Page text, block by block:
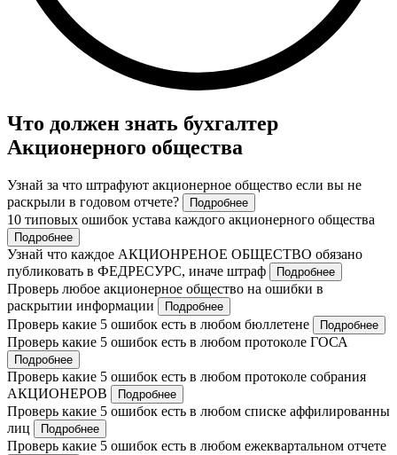
Что должен знать бухгалтер
Акционерного общества
Узнай за что штрафуют акционерное общество если вы не
раскрыли в годовом отчете?
Подробнее
10 типовых ошибок устава каждого акционерного общества
Подробнее
Узнай что каждое АКЦИОНРЕНОЕ ОБЩЕСТВО обязано
публиковать в ФЕДРЕСУРС, иначе штраф
Подробнее
Проверь любое акционерное общество на ошибки в
раскрытии информации
Подробнее
Проверь какие 5 ошибок есть в любом бюллетене Подробнее
Проверь какие 5 ошибок есть в любом протоколе ГОСА
Подробнее
Проверь какие 5 ошибок есть в любом протоколе собрания
АКЦИОНЕРОВ
Подробнее
Проверь какие 5 ошибок есть в любом списке аффилированны
лиц
Подробнее
Проверь какие 5 ошибок есть в любом ежеквартальном отчете